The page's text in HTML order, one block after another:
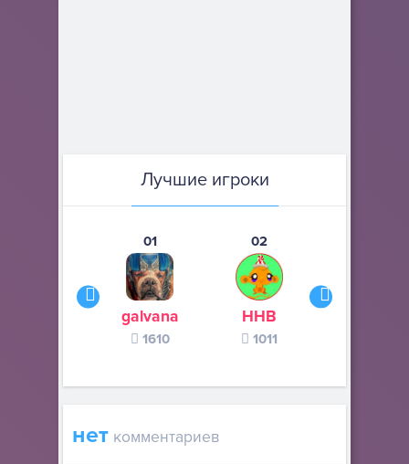
Лучшие игроки
01
galvana
1610
02
ННВ
1011
нет комментариев